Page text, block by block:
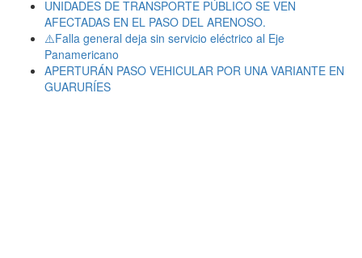
UNIDADES DE TRANSPORTE PÚBLICO SE VEN
AFECTADAS EN EL PASO DEL ARENOSO.
⚠️Falla general deja sin servicio eléctrico al Eje
Panamericano
APERTURÁN PASO VEHICULAR POR UNA VARIANTE EN
GUARURÍES